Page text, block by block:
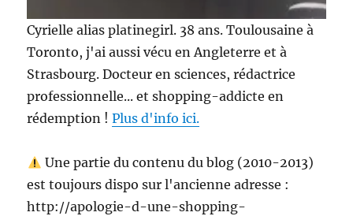
Cyrielle alias platinegirl. 38 ans. Toulousaine à
Toronto, j'ai aussi vécu en Angleterre et à
Strasbourg. Docteur en sciences, rédactrice
professionnelle... et shopping-addicte en
rédemption !Plus d'info ici.
Une partie du contenu du blog (2010-2013)
est toujours dispo sur l'ancienne adresse :
http://apologie-d-une-shopping-